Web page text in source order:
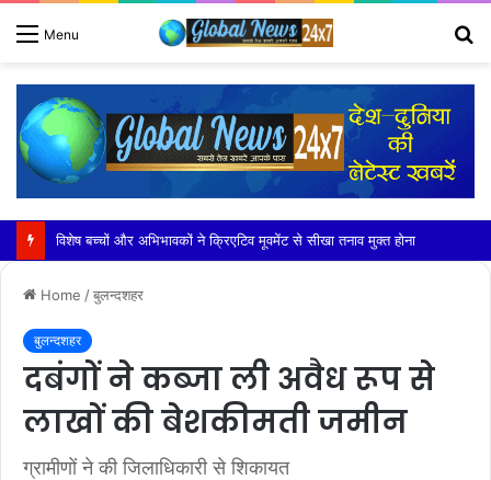
Menu
Home /बुलन्दशहर
बुलन्दशहर
दबंगों ने कब्जा ली अवैध रूप से
लाखों की बेशकीमती जमीन
ग्रामीणों ने की जिलाधिकारी से शिकायत